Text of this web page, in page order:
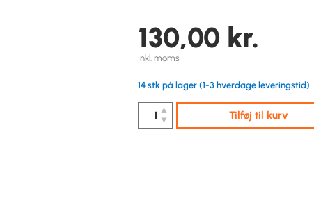
130,00 kr.
Inkl. moms
14 stk på lager (1-3 hverdage leveringstid)
▲
▼
Tilføj til kurv